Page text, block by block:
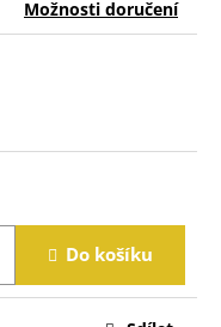
Možnosti doručení
Do košíku